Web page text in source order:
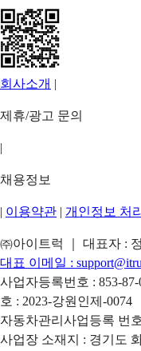
회사소개 |
제휴/광고 문의
|
채용정보
| 이용약관 | 개인정보 처
㈜아이트럭 ｜ 대표자 :
대표 이메일 :
사업자등록번호 : 853-87-
호 : 2023-강원인제-0074
자동차관리사업등록 번
사업장 소재지 : 경기도